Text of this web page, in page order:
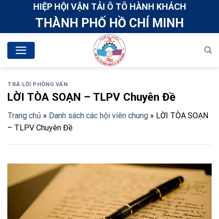
HIỆP HỘI VẬN TẢI Ô TÔ HÀNH KHÁCH
THÀNH PHỐ HỒ CHÍ MINH
TRẢ LỜI PHỎNG VẤN
LỜI TÒA SOẠN – TLPV Chuyên Đề
Trang chủ » Danh sách các hội viên chung » LỜI TÒA SOẠN
– TLPV Chuyên Đề